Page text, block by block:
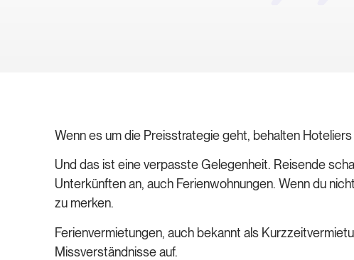
Wenn es um die Preisstrategie geht, behalten
Und das ist eine verpasste Gelegenheit. Reisende
Unterkünften an, auch Ferienwohnungen. Wenn du
zu merken.
Ferienvermietungen, auch bekannt als
Missverständnisse auf.